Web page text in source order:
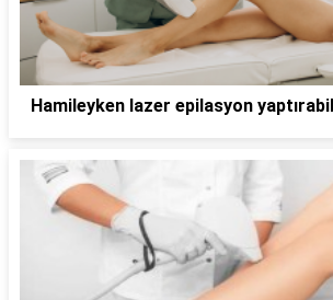
Hamileyken lazer epilasyon